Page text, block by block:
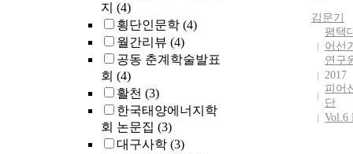
지 (4)
횡단인문학 (4)
월간리뷰 (4)
공동 춘계학술발표
회 (4)
활천 (3)
한국태양에너지학
회 논문집 (3)
대구사학 (3)
김문기
평택
어선
연구
2017
피어
단
Vol.6